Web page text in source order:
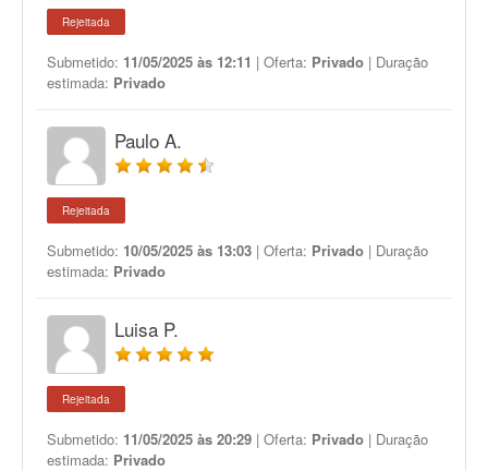
Rejeitada
Submetido: 11/05/2025 às 12:11 | Oferta: Privado | Duração
estimada: Privado
Paulo A.
Rejeitada
Submetido: 10/05/2025 às 13:03 | Oferta: Privado | Duração
estimada: Privado
Luisa P.
Rejeitada
Submetido: 11/05/2025 às 20:29 | Oferta: Privado | Duração
estimada: Privado